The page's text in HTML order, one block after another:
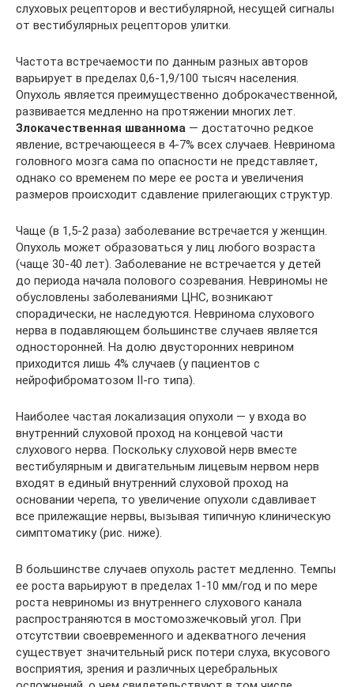
слуховых рецепторов и вестибулярной, несущей сигналы
от вестибулярных рецепторов улитки.
Частота встречаемости по данным разных авторов
варьирует в пределах 0,6-1,9/100 тысяч населения.
Опухоль является преимущественно доброкачественной,
развивается медленно на протяжении многих лет.
Злокачественная шваннома — достаточно редкое
явление, встречающееся в 4-7% всех случаев. Невринома
головного мозга сама по опасности не представляет,
однако со временем по мере ее роста и увеличения
размеров происходит сдавление прилегающих структур.
Чаще (в 1,5-2 раза) заболевание встречается у женщин.
Опухоль может образоваться у лиц любого возраста
(чаще 30-40 лет). Заболевание не встречается у детей
до периода начала полового созревания. Невриномы не
обусловлены заболеваниями ЦНС, возникают
спорадически, не наследуются. Невринома слухового
нерва в подавляющем большинстве случаев является
односторонней. На долю двусторонних неврином
приходится лишь 4% случаев (у пациентов с
нейрофиброматозом II-го типа).
Наиболее частая локализация опухоли — у входа во
внутренний слуховой проход на концевой части
слухового нерва. Поскольку слуховой нерв вместе
вестибулярным и двигательным лицевым нервом нерв
входят в единый внутренний слуховой проход на
основании черепа, то увеличение опухоли сдавливает
все прилежащие нервы, вызывая типичную клиническую
симптоматику (рис. ниже).
В большинстве случаев опухоль растет медленно. Темпы
ее роста варьируют в пределах 1-10 мм/год и по мере
роста невриномы из внутреннего слухового канала
распространяются в мостомозжечковый угол. При
отсутствии своевременного и адекватного лечения
существует значительный риск потери слуха, вкусового
восприятия, зрения и различных церебральных